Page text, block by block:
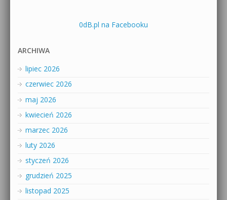
0dB.pl na Facebooku
ARCHIWA
lipiec 2026
czerwiec 2026
maj 2026
kwiecień 2026
marzec 2026
luty 2026
styczeń 2026
grudzień 2025
listopad 2025